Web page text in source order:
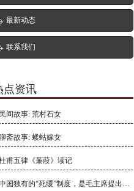
最新动态
联系我们
点资讯
民间故事: 荒村石女
斋故事: 蝼蛄嫁女
甫五律《蒹葭》读记
中国独有的“死缓”制度，是毛主席提出来的，利大于弊